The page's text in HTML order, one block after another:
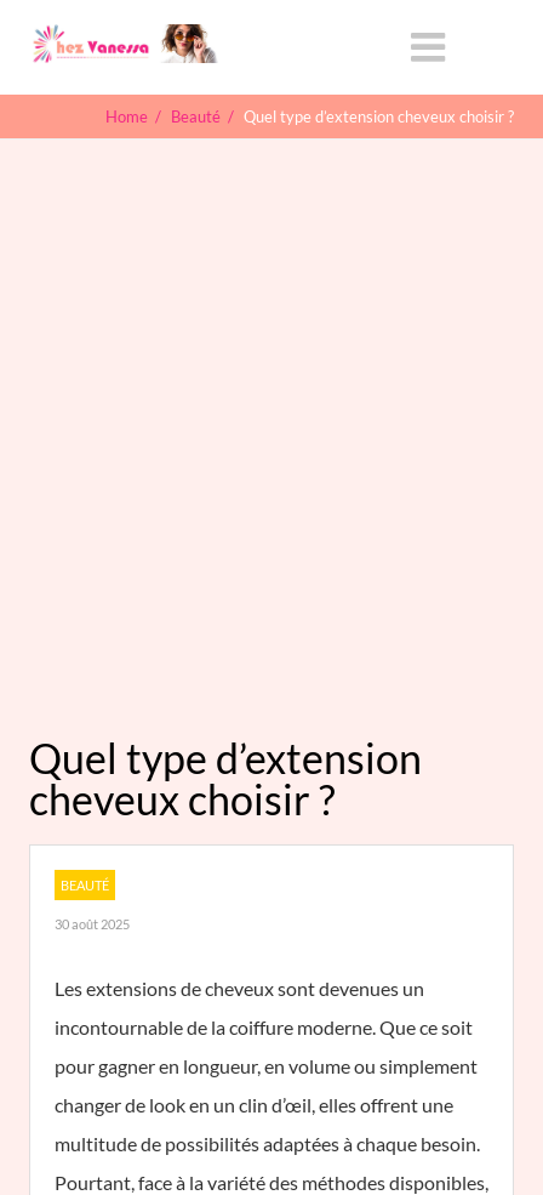
Home / Beauté / Quel type d’extension cheveux choisir ?
Quel type d’extension
cheveux choisir ?
BEAUTÉ
30 août 2025
Les extensions de cheveux sont devenues un
incontournable de la coiffure moderne. Que ce soit
pour gagner en longueur, en volume ou simplement
changer de look en un clin d’œil, elles offrent une
multitude de possibilités adaptées à chaque besoin.
Pourtant, face à la variété des méthodes disponibles,